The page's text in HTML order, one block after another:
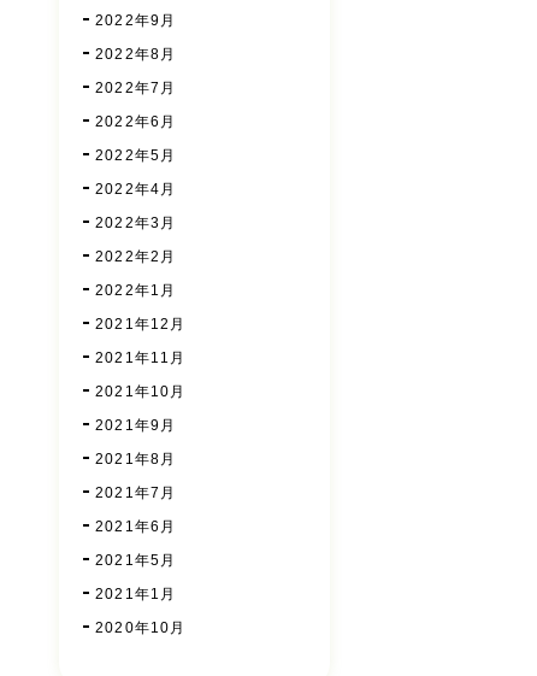
2022年9月
2022年8月
2022年7月
2022年6月
2022年5月
2022年4月
2022年3月
2022年2月
2022年1月
2021年12月
2021年11月
2021年10月
2021年9月
2021年8月
2021年7月
2021年6月
2021年5月
2021年1月
2020年10月